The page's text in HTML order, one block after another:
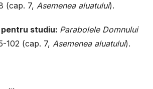
(cap. 7, Asemenea aluatului).
studiu: Parabolele Domnului
102 (cap. 7, Asemenea aluatului).